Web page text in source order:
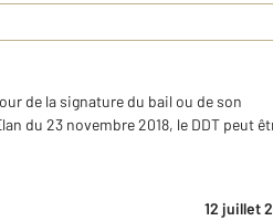
de la signature du bail ou de son
du 23 novembre 2018, le DDT peut
12 juillet